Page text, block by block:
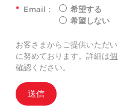
* Email：
希望する
希望しない
お客さまからご提供いただ
に努めております。詳細は
確認ください。
送信